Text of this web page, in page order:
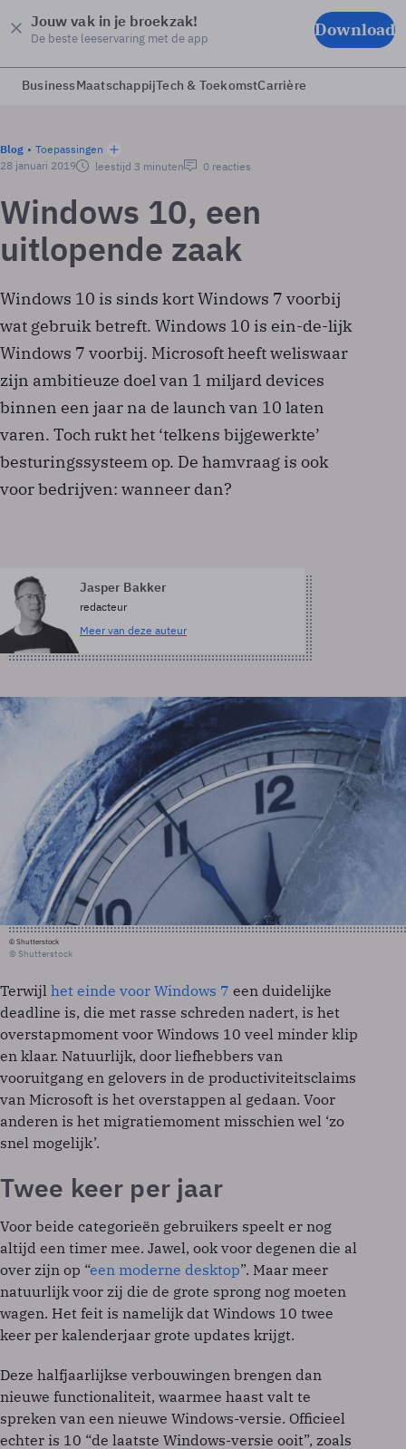
Jouw vak in je broekzak!
De beste leeservaring met de app Download
BusinessMaatschappijTech & ToekomstCarrière
Blog
Toepassingen
28 januari 2019
leestijd 3 minuten 0 reacties
Windows 10, een
uitlopende zaak
Windows 10 is sinds kort Windows 7 voorbij
wat gebruik betreft. Windows 10 is ein-de-lijk
Windows 7 voorbij. Microsoft heeft weliswaar
zijn ambitieuze doel van 1 miljard devices
binnen een jaar na de launch van 10 laten
varen. Toch rukt het ‘telkens bijgewerkte’
besturingssysteem op. De hamvraag is ook
voor bedrijven: wanneer dan?
Jasper Bakker
redacteur
Meer van deze auteur
© Shutterstock
© Shutterstock
Terwijl het einde voor Windows 7 een duidelijke
deadline is, die met rasse schreden nadert, is het
overstapmoment voor Windows 10 veel minder klip
en klaar. Natuurlijk, door liefhebbers van
vooruitgang en gelovers in de productiviteitsclaims
van Microsoft is het overstappen al gedaan. Voor
anderen is het migratiemoment misschien wel ‘zo
snel mogelijk’.
Twee keer per jaar
Voor beide categorieën gebruikers speelt er nog
altijd een timer mee. Jawel, ook voor degenen die al
over zijn op “een moderne desktop”. Maar meer
natuurlijk voor zij die de grote sprong nog moeten
wagen. Het feit is namelijk dat Windows 10 twee
keer per kalenderjaar grote updates krijgt.
Deze halfjaarlijkse verbouwingen brengen dan
nieuwe functionaliteit, waarmee haast valt te
spreken van een nieuwe Windows-versie. Officieel
echter is 10 “de laatste Windows-versie ooit”, zoals